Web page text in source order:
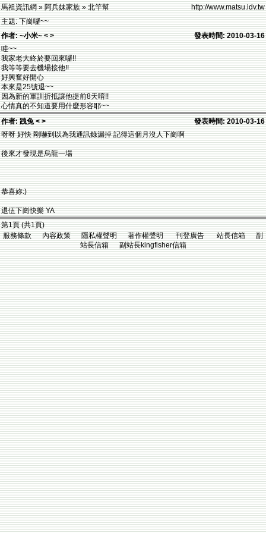
馬祖資訊網 » 阿兵妹家族 » 北竿幫
http://www.matsu.idv.tw
主題: 下崗囉~~
作者: ~小米~ < >
發表時間: 2010-03-16
哇~~
我家老大終於要回來囉!!
我等等要去機場接他!!
好興奮好開心
本來是25號退~~
因為新的軍訓折抵讓他提前8天唷!!
心情真的不知道要用什麼形容耶~~
作者: 跩兔 < >
發表時間: 2010-03-16
呀呀 好快 剛嚇到以為我通訊錄漏掉 記得這個月沒人下崗啊
後來才發現是烏龍一場
恭喜妳:)
退伍下崗快樂 YA
第1頁 (共1頁)
服務條款 內容政策 隱私權聲明 著作權聲明 刊登廣告 站長信箱 副
站長信箱 副站長kingfisher信箱